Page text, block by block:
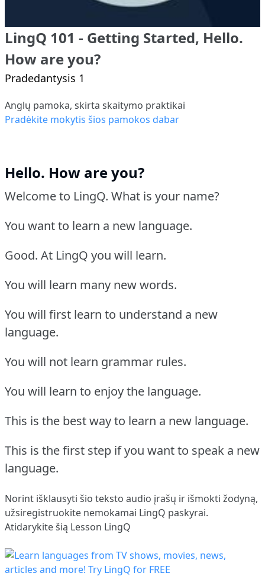
LingQ 101 - Getting Started, Hello.
How are you?
Pradedantysis 1
Anglų pamoka, skirta skaitymo praktikai
Pradėkite mokytis šios pamokos dabar
Hello. How are you?
Welcome to LingQ. What is your name?
You want to learn a new language.
Good. At LingQ you will learn.
You will learn many new words.
You will first learn to understand a new
language.
You will not learn grammar rules.
You will learn to enjoy the language.
This is the best way to learn a new language.
This is the first step if you want to speak a new
language.
Norint išklausyti šio teksto audio įrašų ir išmokti žodyną,
užsiregistruokite nemokamai LingQ paskyrai.
Atidarykite šią Lesson LingQ